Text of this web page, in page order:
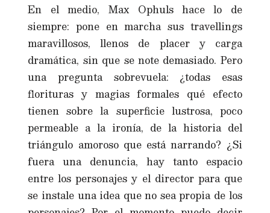
En el medio, Max Ophuls hace lo de
siempre: pone en marcha sus travellings
maravillosos, llenos de placer y carga
dramática, sin que se note demasiado. Pero
una pregunta sobrevuela: ¿todas esas
florituras y magias formales qué efecto
tienen sobre la superficie lustrosa, poco
permeable a la ironía, de la historia del
triángulo amoroso que está narrando? ¿Si
fuera una denuncia, hay tanto espacio
entre los personajes y el director para que
se instale una idea que no sea propia de los